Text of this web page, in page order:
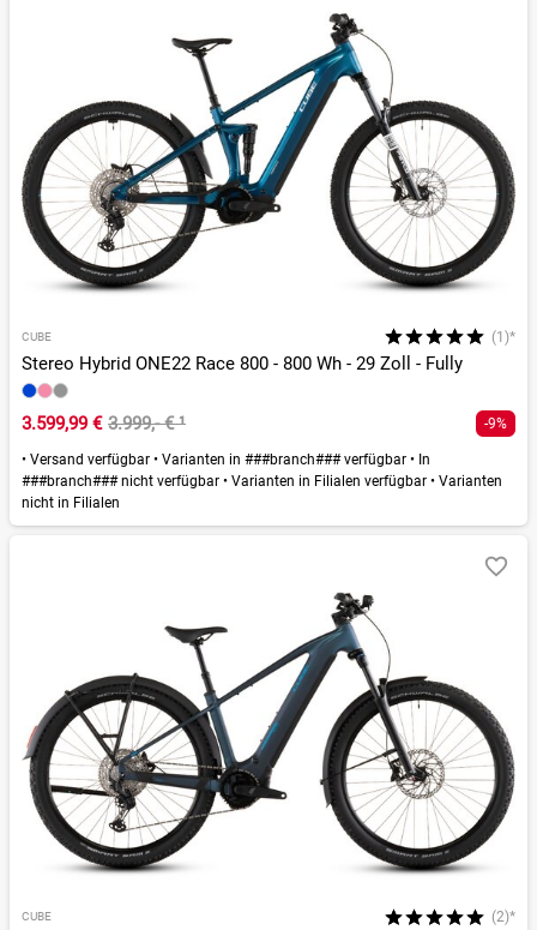
CUBE (1)*
Stereo Hybrid ONE22 Race 800 - 800 Wh - 29 Zoll - Fully
3.599,99 € 3.999,- €¹ -9%
• Versand verfügbar • Varianten in ###branch### verfügbar • In
###branch### nicht verfügbar • Varianten in Filialen verfügbar • Varianten
nicht in Filialen
CUBE (2)*